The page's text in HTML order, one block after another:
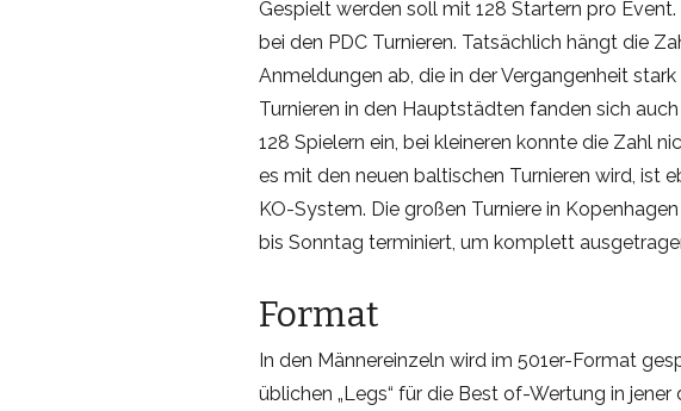
Gespielt werden soll mit 128 Startern pro
bei den PDC Turnieren. Tatsächlich hängt die
Anmeldungen ab, die in der Vergangenheit
Turnieren in den Hauptstädten fanden sich
128 Spielern ein, bei kleineren konnte die Zahl
es mit den neuen baltischen Turnieren wird, ist
KO-System. Die großen Turniere in
bis Sonntag terminiert, um komplett
Format
In den Männereinzeln wird im 501er-Format
üblichen „Legs“ für die Best of-Wertung in